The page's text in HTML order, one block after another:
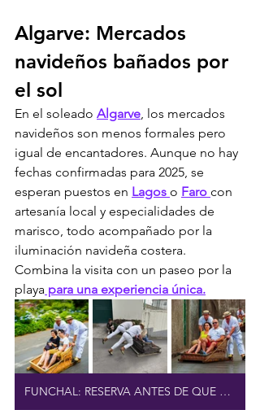
Algarve: Mercados
navideños bañados por
el sol
En el soleado Algarve , los mercados
navideños son menos formales pero
igual de encantadores. Aunque no hay
fechas confirmadas para 2025, se
esperan puestos en Lagos o Faro con
artesanía local y especialidades de
marisco, todo acompañado por la
iluminación navideña costera.
Combina la visita con un paseo por la
playa para una experiencia única.
FUNCHAL: RESERVA ANTES DE QUE SE AGOTEN LAS ENTRADAS